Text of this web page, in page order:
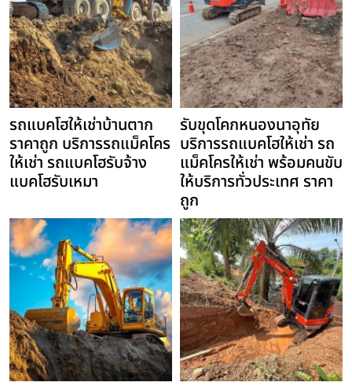
รถแบคโฮให้เช่าบ้านตาก
ราคาถูก บริการรถแม็คโคร
ให้เช่า รถแบคโฮรับจ้าง
แบคโฮรับเหมา
รับขุดโคกหนองนาอุทัย
บริการรถแบคโฮให้เช่า รถ
แม็คโครให้เช่า พร้อมคนขับ
ให้บริการทั่วประเทศ ราคา
ถูก